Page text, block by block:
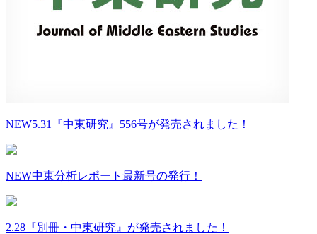
NEW5.31『中東研究』556号が発売されました！
NEW中東分析レポート最新号の発行！
2.28『別冊・中東研究』が発売されました！